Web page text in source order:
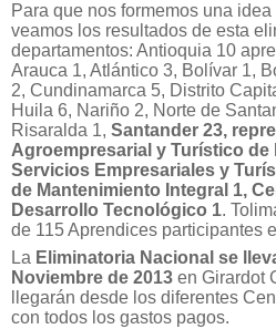
Para que nos formemos una
veamos los resultados de esta
departamentos: Antioquia 10
Arauca 1, Atlántico 3, Bolívar 1,
2, Cundinamarca 5, Distrito
Huila 6, Nariño 2, Norte de
Risaralda 1, Santander 23,
Agroempresarial y Turístico de
Servicios Empresariales y
de Mantenimiento Integral 1,
Desarrollo Tecnológico 1.
de 115 Aprendices participantes
La Eliminatoria Nacional se
Noviembre de 2013 en Girardot
llegarán desde los diferentes
con todos los gastos pagos.